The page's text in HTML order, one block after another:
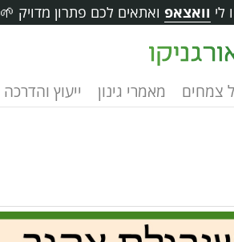
לי וואצאפ ואתאים לכם פתרון מדויק 🌱
צמחים מאמרי גינון ייעוץ והדרכה